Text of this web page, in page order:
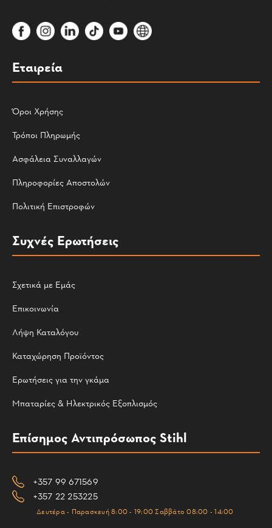
Εταιρεία
Όροι Χρήσης
Τρόποι Πληρωμής
Ασφάλεια Συναλλαγών
Πληροφορίες Αποστολών
Πολιτική Επιστροφών
Συχνές Ερωτήσεις
Σχετικά με Εμάς
Επικοινωνία
Λήψη Καταλόγου
Καταχώρηση Προϊόντος
Ερωτήσεις για την γκάμα
Μπαταρίες & Ηλεκτρικός Εξοπλισμός
Επίσημος Αντιπρόσωπος Stihl
+357 99 671569
+357 22 253225
Δευτέρα - Παρασκευή 8:00 - 19:00 Σαββάτο 08:00 - 14:00